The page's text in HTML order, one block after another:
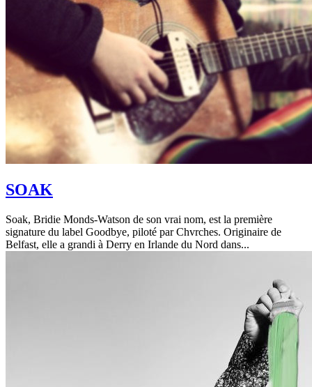
SOAK
Soak, Bridie Monds-Watson de son vrai nom, est la première
signature du label Goodbye, piloté par Chvrches. Originaire de
Belfast, elle a grandi à Derry en Irlande du Nord dans...